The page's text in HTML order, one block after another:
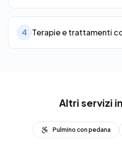
4 Terapie e trattamenti
Altri servizi in
Pulmino con pedana